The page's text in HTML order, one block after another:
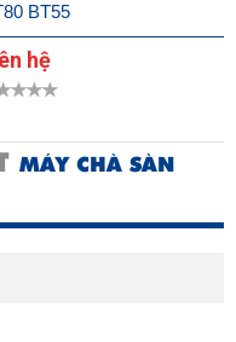
BT55
hệ
MÁY CHÀ SÀN